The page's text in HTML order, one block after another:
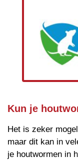
Kun je
Het is zeker
maar dit kan in
je houtwormen in